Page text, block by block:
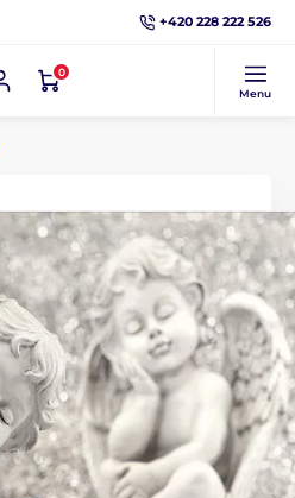
+420 228 222 526
0
Menu